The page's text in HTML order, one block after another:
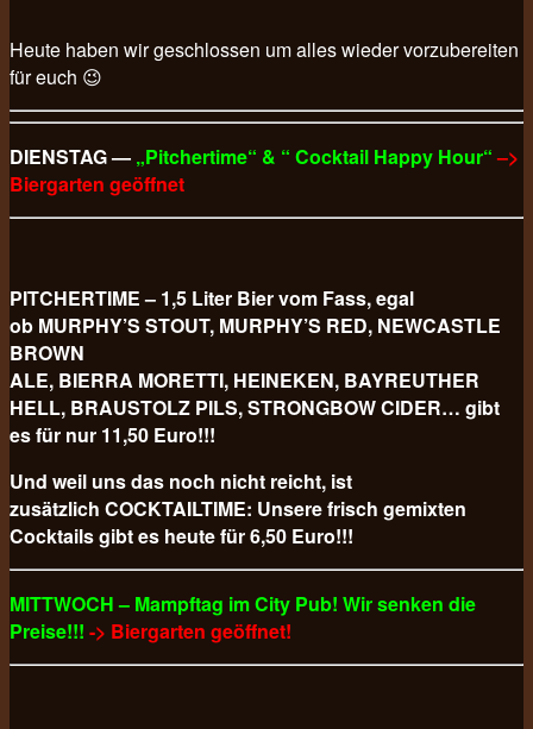
Heute haben wir geschlossen um alles wieder vorzubereiten
für euch 😉
DIENSTAG — „Pitchertime“ & “ Cocktail Happy Hour“–>
Biergarten geöffnet
PITCHERTIME – 1,5 Liter Bier vom Fass, egal
ob MURPHY’S STOUT, MURPHY’S RED, NEWCASTLE
BROWN
ALE, BIERRA MORETTI, HEINEKEN, BAYREUTHER
HELL, BRAUSTOLZ PILS, STRONGBOW CIDER… gibt
es für nur 11,50 Euro!!!
Und weil uns das noch nicht reicht, ist
zusätzlich COCKTAILTIME: Unsere frisch gemixten
Cocktails gibt es heute für 6,50 Euro!!!
MITTWOCH – Mampftag im City Pub! Wir senken die
Preise!!! -> Biergarten geöffnet!